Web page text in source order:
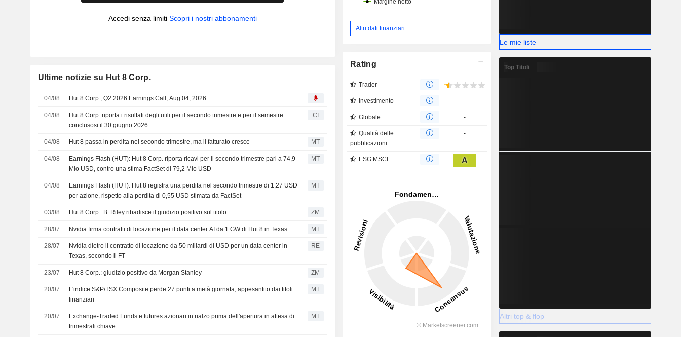
Accedi senza limiti Scopri i nostri abbonamenti
Ultime notizie su Hut 8 Corp.
04/08 Hut 8 Corp., Q2 2026 Earnings Call, Aug 04, 2026
04/08
Hut 8 Corp. riporta i risultati degli utili per il secondo trimestre e per il semestre
conclusosi il 30 giugno 2026
CI
04/08 Hut 8 passa in perdita nel secondo trimestre, ma il fatturato cresce MT
04/08
Earnings Flash (HUT): Hut 8 Corp. riporta ricavi per il secondo trimestre pari a 74,9
Mio USD, contro una stima FactSet di 79,2 Mio USD
MT
04/08
Earnings Flash (HUT): Hut 8 registra una perdita nel secondo trimestre di 1,27 USD
per azione, rispetto alla perdita di 0,55 USD stimata da FactSet
MT
03/08 Hut 8 Corp.: B. Riley ribadisce il giudizio positivo sul titolo ZM
28/07 Nvidia firma contratti di locazione per il data center AI da 1 GW di Hut 8 in Texas MT
28/07
Nvidia dietro il contratto di locazione da 50 miliardi di USD per un data center in
Texas, secondo il FT
RE
23/07 Hut 8 Corp.: giudizio positivo da Morgan Stanley ZM
20/07
L'indice S&P/TSX Composite perde 27 punti a metà giornata, appesantito dai titoli
finanziari
MT
20/07
Exchange-Traded Funds e futures azionari in rialzo prima dell'apertura in attesa di
trimestrali chiave
MT
Altri dati finanziari
Rating
Trader
Investimento -
Globale -
Qualità delle
pubblicazioni
-
ESG MSCI A
Le mie liste
Top Titoli
Altri top & flop